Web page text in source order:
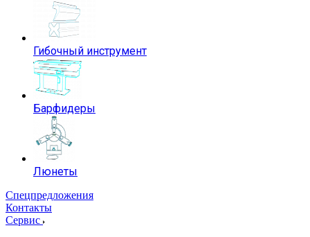
Гибочный инструмент
Барфидеры
Люнеты
Спецпредложения
Контакты
Сервис